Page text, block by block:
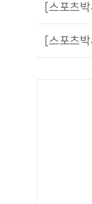
[스포츠
[스포츠